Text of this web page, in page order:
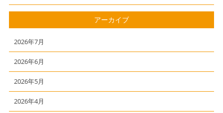
アーカイブ
2026年7月
2026年6月
2026年5月
2026年4月